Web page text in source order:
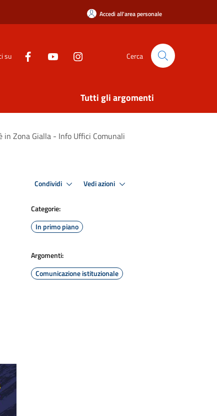
Accedi all'area personale
su Cerca
Tutti gli argomenti
in Zona Gialla - Info Uffici Comunali
Condividi Vedi azioni
Categorie:
In primo piano
Argomenti:
Comunicazione istituzionale